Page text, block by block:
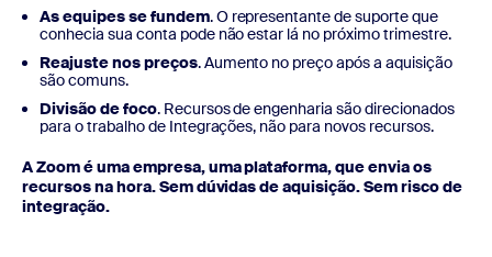
As equipes se fundem. O representante de suporte que
conhecia sua conta pode não estar lá no próximo trimestre.
Reajuste nos preços. Aumento no preço após a aquisição
são comuns.
Divisão de foco. Recursos de engenharia são direcionados
para o trabalho de Integrações, não para novos recursos.
A Zoom é uma empresa, uma plataforma, que envia os
recursos na hora. Sem dúvidas de aquisição. Sem risco de
integração.